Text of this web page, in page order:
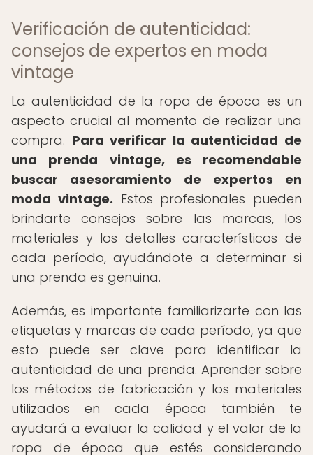
Verificación de autenticidad:
consejos de expertos en moda
vintage
La autenticidad de la ropa de época es un
aspecto crucial al momento de realizar una
compra. Para verificar la autenticidad de
una prenda vintage, es recomendable
buscar asesoramiento de expertos en
moda vintage. Estos profesionales pueden
brindarte consejos sobre las marcas, los
materiales y los detalles característicos de
cada período, ayudándote a determinar si
una prenda es genuina.
Además, es importante familiarizarte con las
etiquetas y marcas de cada período, ya que
esto puede ser clave para identificar la
autenticidad de una prenda. Aprender sobre
los métodos de fabricación y los materiales
utilizados en cada época también te
ayudará a evaluar la calidad y el valor de la
ropa de época que estés considerando